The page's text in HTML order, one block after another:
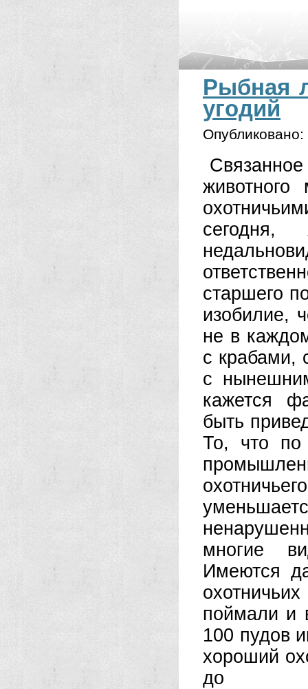
Рыбная
угодий
Опубликовано:
старшего
изобилие,
не в
с крабами,
с
кажется
быть
То, что по
многие
Имеются
поймали и
100 пудов
хороший
до